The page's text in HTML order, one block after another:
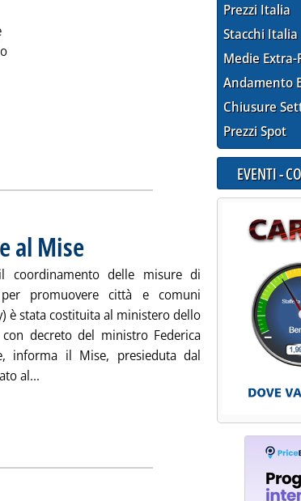
al Mise . Pubblicata venerdì 18 settembre 2015 alle 14.52.
delle misure di
promuovere città e comuni
è stata costituita al ministero dello
decreto del ministro Federica
informa il Mise, presieduta dal
al...
Prezzi Italia
Stacchi Italia
Medie Extra-
Andamento
Chiusure
Prezzi Spot
EVENTI -